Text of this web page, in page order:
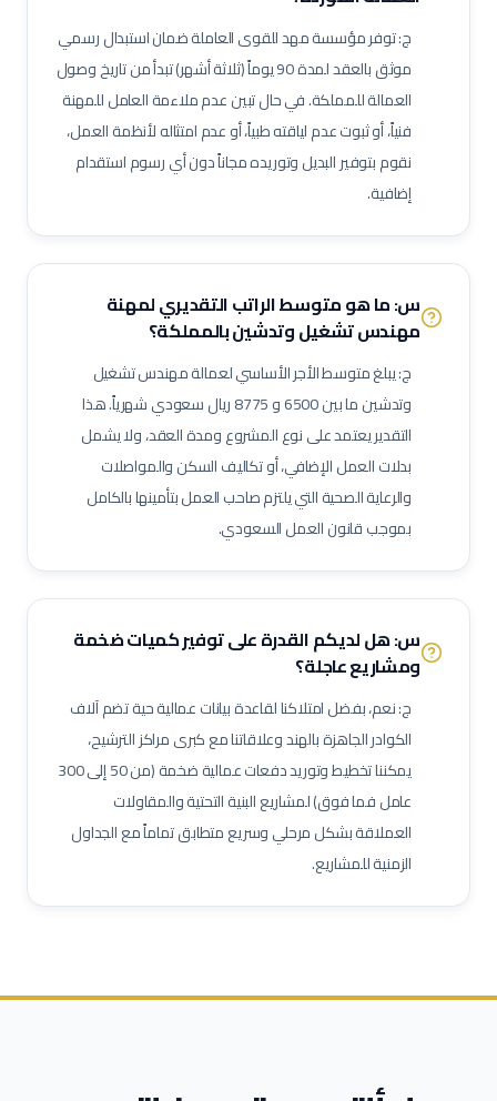
أخصائي تخاطب ونطق
فني تخدير
فني أسنان
أخصائي صحة فم وأسنان
فني بصريات / عيون
فني قسطرة وقلب
مساعد صيدلي
موظف استقبال طبي
مساعد تمريض جناح (Ward Boy)
مرافق مستشفى / عامل رعاية
مهندس أجهزة طبية
أخصائي علاج تنفسي
أخصائي تغذية
ممرض مكافحة عدوى
منسق جودة منشآت صحية
مفتش مراقبة جودة
لحام تيج (TIG Welder)
لحام قوس كهربائي
لحام ميج (MIG Welder)
مفتش اختبارات غير إتلافية (NDT)
مشرف أعمال سكلات / داربسين
مشرف أعمال عزل صناعي
مشرف أعمال دهان صناعي
فني رش رملي ودهان
مفتش طلاء وعزل
فني صيانة أثناء الإيقاف (Shutdown)
فني توربينات
فني معدات دوارة
مشغل عمليات إنتاج
مشغل غرفة تحكم
مسؤول سلامة وصحة مهنية (نفط وغاز)
مهندس أنابيب
مهندس ميكانيك (نفط وغاز)
مهندس كهرباء (نفط وغاز)
مهندس أجهزة دقيقة
فني صمامات
فني اختبار هيدروليكي
مشغل اختبارات أحمال
فني وصول بالحبال (Rope Access)
كبير مهندسين بحريين
بحار مؤهل مدير مشاريع
مهندس موقع
مسؤول سلامة وصحة مهنية
حاسب كميات
طاهي / شيف محترف
مقدم طعام / ويتر
مشرف خدمات غرف
عامل نظافة تجارية
عامل تعبئة وتغليف
ج: توفر مؤسسة مهد للقوى العاملة ضمان استبدال رسمي
موثق بالعقد لمدة 90 يوماً (ثلاثة أشهر) تبدأ من تاريخ وصول
العمالة للمملكة. في حال تبين عدم ملاءمة العامل للمهنة
فنياً، أو ثبوت عدم لياقته طبياً، أو عدم امتثاله لأنظمة العمل،
نقوم بتوفير البديل وتوريده مجاناً دون أي رسوم استقدام
إضافية.
س: ما هو متوسط الراتب التقديري لمهنة
مهندس تشغيل وتدشينبالمملكة؟
ج: يبلغ متوسط الأجر الأساسي لعمالةمهندس تشغيل
وتدشينما بين6500و8775ريال سعودي شهرياً. هذا
التقدير يعتمد على نوع المشروع ومدة العقد، ولا يشمل
بدلات العمل الإضافي، أو تكاليف السكن والمواصلات
والرعاية الصحية التي يلتزم صاحب العمل بتأمينها بالكامل
بموجب قانون العمل السعودي.
س: هل لديكم القدرة على توفير كميات ضخمة
ومشاريع عاجلة؟
ج: نعم، بفضل امتلاكنا لقاعدة بيانات عمالية حية تضم آلاف
الكوادر الجاهزة بالهند وعلاقاتنا مع كبرى مراكز الترشيح،
يمكننا تخطيط وتوريد دفعات عمالية ضخمة (من 50 إلى 300
عامل فما فوق) لمشاريع البنية التحتية والمقاولات
العملاقة بشكل مرحلي وسريع متطابق تماماً مع الجداول
الزمنية للمشاريع.